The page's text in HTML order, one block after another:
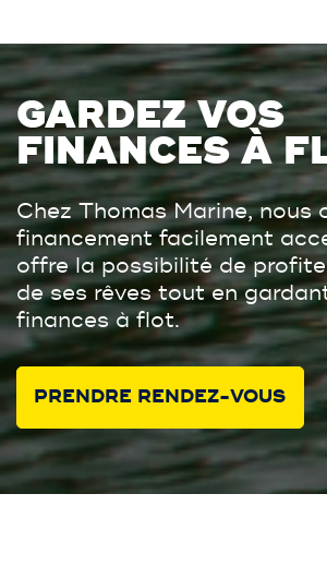
GARDEZ VOS
FINANCES À
Chez Thomas Marine, nous
financement facilement
offre la possibilité de
de ses rêves tout en
finances à flot.
PRENDRE RENDEZ-VOUS